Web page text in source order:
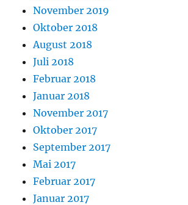
November 2019
Oktober 2018
August 2018
Juli 2018
Februar 2018
Januar 2018
November 2017
Oktober 2017
September 2017
Mai 2017
Februar 2017
Januar 2017